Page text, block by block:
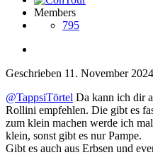
Members
795
Geschrieben 11. November 2024
@TappsiTörtel Da kann ich dir
Rollini empfehlen. Die gibt es
zum klein machen werde ich
klein, sonst gibt es nur Pampe.
Gibt es auch aus Erbsen und